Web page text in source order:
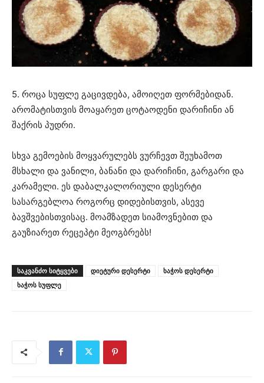
5. როცა სუფლე გაცივდება, ამოიღეთ ფორმებიდან.
არომატისთვის მოაყარეთ ცოტაოდენი დარიჩინი ან
შაქრის პუდრი.
სხვა გემოების მოყვარულებს ვურჩევთ შეუხამოთ
მსხალი და ვანილი, ბანანი და დარიჩინი, გარგარი და
კარამელი. ეს დაბალკალორიული დესერტი
სასარგებლოა როგორც დიდებისთვის, ასევე
ბავშვებისთვისაც. მოამზადეთ სიამოვნებით და
გაუზიარეთ რეცეპტი მეოგბრებს!
ᲡᲐᲙᲕᲐᲜᲫᲝ ᲡᲘᲢᲧᲕᲔᲑᲘ დიეტური დესერტი
ხაჭოს დესერტი
ხაჭოს სუფლე